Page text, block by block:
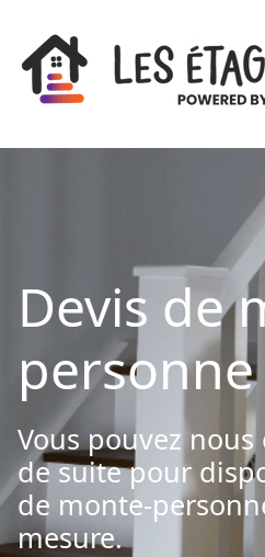
Devis de
Vous pouvez
de suite pour
de monte-
mesure.